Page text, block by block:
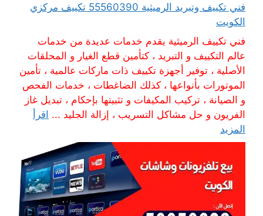
فني تكييف وتبريد الرميثية 55560390 تكييف مركزي
الكويت
فني تكييف الرميثية يقدم خدمات عديدة من خدمات
عالم التكييف و التبريد ، كتأمين قطع الغيار و المحلقات
الأصلية ، توفير أجهزة تكييف ذات ماركات عالمية ، تأمين
الموتورات بأنواعها ، كذلك الضاغطات ، خدمات الفحص
و الصيانة ، تركيب المكيفات و تثبيتها بإحكام ، تبديل غاز
الفريون و حل مشاكل التسريب ، إزالة الجليد ... اقرأ
المزيد